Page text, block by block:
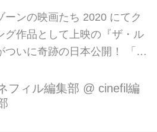
ーンの映画たち 2020 にてク
グ作品として上映の『ザ・ル
ついに奇跡の日本公開！ 「最
年の公開から現在まで、毎
どこかの劇場で上映され続け
フィル編集部 @ cinefil編